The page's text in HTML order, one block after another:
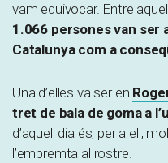
vam equivocar. Entre
1.066 persones van ser
Catalunya com a
Una d’elles va ser en
tret de bala de goma a
d’aquell dia és, per a ell,
l’empremta al rostre.